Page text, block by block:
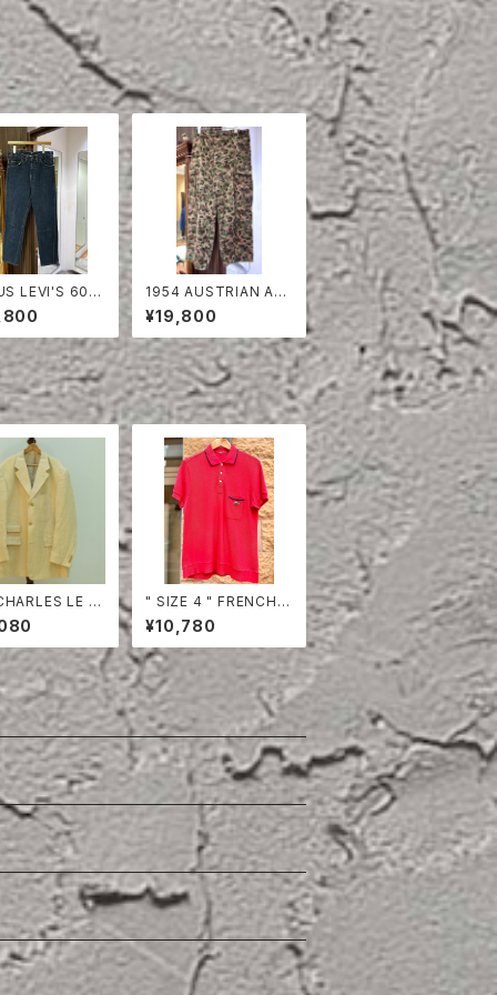
LEVI'S 606
PANTS
1954 AUSTRIAN AR
MY PEA DOT CAMO
FIERD PANTS
¥19,800
LE G
HERRING
JA
" SIZE 4 " FRENCH L
ACOSTE POLO SHI
RT HALF SLEEVE
¥10,780